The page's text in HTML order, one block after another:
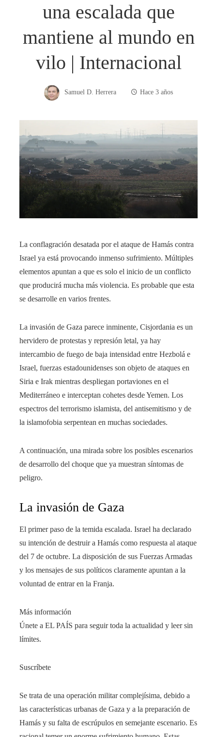
una escalada que
mantiene al mundo en
vilo | Internacional
Samuel D. Herrera Hace 3 años
La conflagración desatada por el ataque de Hamás contra
Israel ya está provocando inmenso sufrimiento. Múltiples
elementos apuntan a que es solo el inicio de un conflicto
que producirá mucha más violencia. Es probable que esta
se desarrolle en varios frentes.
La invasión de Gaza parece inminente, Cisjordania es un
hervidero de protestas y represión letal, ya hay
intercambio de fuego de baja intensidad entre Hezbolá e
Israel, fuerzas estadounidenses son objeto de ataques en
Siria e Irak mientras despliegan portaviones en el
Mediterráneo e interceptan cohetes desde Yemen. Los
espectros del terrorismo islamista, del antisemitismo y de
la islamofobia serpentean en muchas sociedades.
A continuación, una mirada sobre los posibles escenarios
de desarrollo del choque que ya muestran síntomas de
peligro.
La invasión de Gaza
El primer paso de la temida escalada. Israel ha declarado
su intención de destruir a Hamás como respuesta al ataque
del 7 de octubre. La disposición de sus Fuerzas Armadas
y los mensajes de sus políticos claramente apuntan a la
voluntad de entrar en la Franja.
Más información
Únete a EL PAÍS para seguir toda la actualidad y leer sin
límites.
Suscríbete
Se trata de una operación militar complejísima, debido a
las características urbanas de Gaza y a la preparación de
Hamás y su falta de escrúpulos en semejante escenario. Es